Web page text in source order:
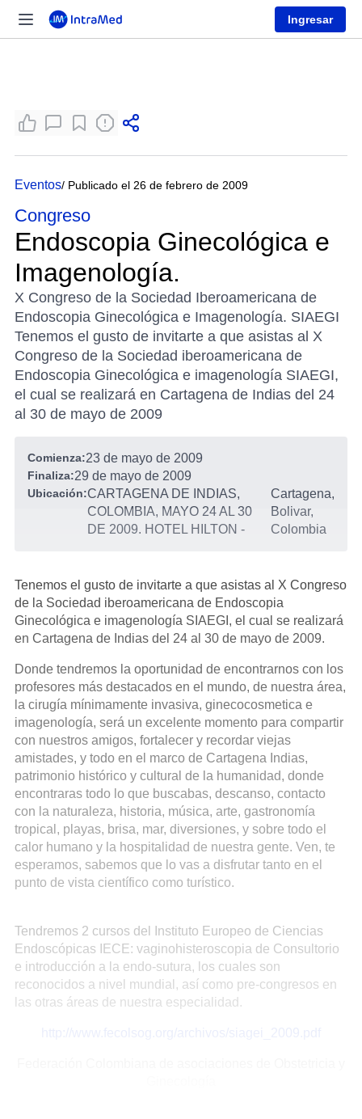
Ingresar
Eventos/ Publicado el 26 de febrero de 2009
Congreso
Endoscopia Ginecológica e
Imagenología.
X Congreso de la Sociedad Iberoamericana de
Endoscopia Ginecológica e Imagenología. SIAEGI
Tenemos el gusto de invitarte a que asistas al X
Congreso de la Sociedad iberoamericana de
Endoscopia Ginecológica e imagenología SIAEGI,
el cual se realizará en Cartagena de Indias del 24
al 30 de mayo de 2009
Comienza:23 de mayo de 2009
Finaliza:29 de mayo de 2009
Ubicación:CARTAGENA DE INDIAS,
COLOMBIA, MAYO 24 AL 30
DE 2009. HOTEL HILTON -
Cartagena,
Bolivar,
Colombia
Tenemos el gusto de invitarte a que asistas al X Congreso
de la Sociedad iberoamericana de Endoscopia
Ginecológica e imagenología SIAEGI, el cual se realizará
en Cartagena de Indias del 24 al 30 de mayo de 2009.
Donde tendremos la oportunidad de encontrarnos con los
profesores más destacados en el mundo, de nuestra área,
la cirugía mínimamente invasiva, ginecocosmetica e
imagenología, será un excelente momento para compartir
con nuestros amigos, fortalecer y recordar viejas
amistades, y todo en el marco de Cartagena Indias,
patrimonio histórico y cultural de la humanidad, donde
encontraras todo lo que buscabas, descanso, contacto
con la naturaleza, historia, música, arte, gastronomía
tropical, playas, brisa, mar, diversiones, y sobre todo el
calor humano y la hospitalidad de nuestra gente. Ven, te
esperamos, sabemos que lo vas a disfrutar tanto en el
punto de vista científico como turístico.
Tendremos 2 cursos del Instituto Europeo de Ciencias
Endoscópicas IECE: vaginohisteroscopia de Consultorio
e introducción a la endo-sutura, los cuales son
reconocidos a nivel mundial, así como pre-congresos en
las otras áreas de nuestra especialidad.